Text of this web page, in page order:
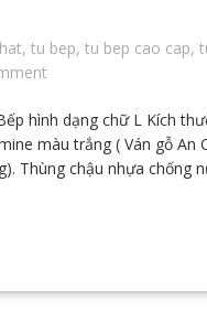
, tu bep, tu bep cao cap,
hình dạng chữ L Kích
màu trắng ( Ván gỗ An
Thùng chậu nhựa chống